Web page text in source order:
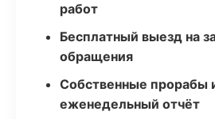
работ
Бесплатный выезд на
обращения
Собственные прорабы
еженедельный отчёт